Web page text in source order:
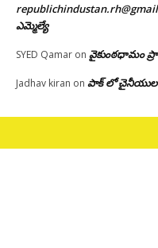
ఎమ్మెల్యే
SYED Qamar on వైకుంఠధామం
Jadhav kiran on పాక్ లో